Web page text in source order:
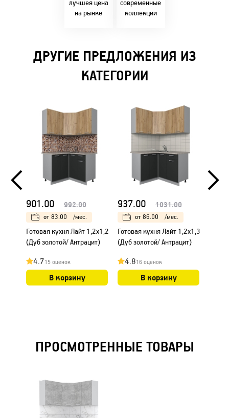
лучшея цена
на рынке
современные
коллекции
ДРУГИЕ ПРЕДЛОЖЕНИЯ ИЗ
КАТЕГОРИИ
901.00 992.00
от 83.00 /мес.
Готовая кухня Лайт 1,2x1,2
(Дуб золотой/ Антрацит)
4.715 оценок
В корзину
937.00 1031.00
от 86.00 /мес.
Готовая кухня Лайт 1,2x1,3
(Дуб золотой/ Антрацит)
4.816 оценок
В корзину
ПРОСМОТРЕННЫЕ ТОВАРЫ